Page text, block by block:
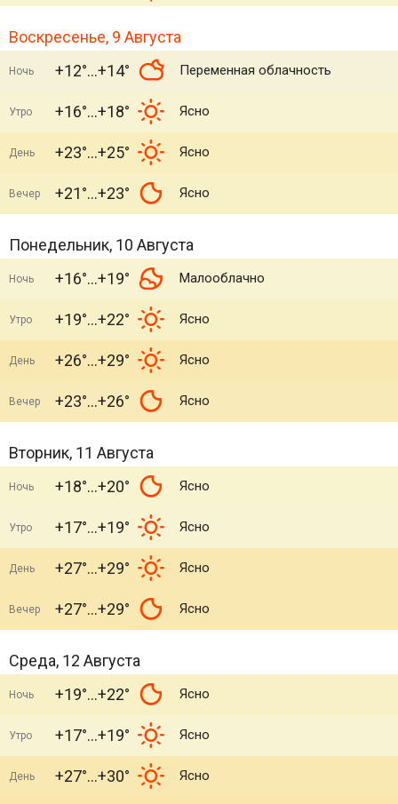
Воскресенье, 9 Августа
Ночь +12° +14° Переменная облачность
Утро +16° +18° Ясно
День +23° +25° Ясно
Вечер +21° +23° Ясно
Понедельник, 10 Августа
Ночь +16° +19° Малооблачно
Утро +19° +22° Ясно
День +26° +29° Ясно
Вечер +23° +26° Ясно
Вторник, 11 Августа
Ночь +18° +20° Ясно
Утро +17° +19° Ясно
День +27° +29° Ясно
Вечер +27° +29° Ясно
Среда, 12 Августа
Ночь +19° +22° Ясно
Утро +17° +19° Ясно
День +27° +30° Ясно